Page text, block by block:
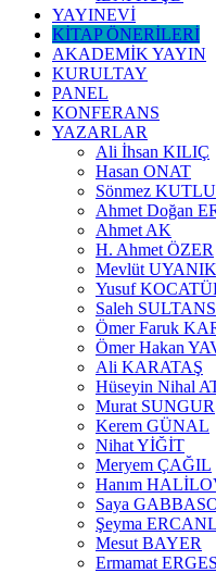
YAYINEVİ
KİTAP ÖNERİLERİ
AKADEMİK YAYIN
KURULTAY
PANEL
KONFERANS
YAZARLAR
Ali İhsan KILIÇ
Hasan ONAT
Sönmez KUTLU
Ahmet Doğan
Ahmet AK
H. Ahmet ÖZER
Mevlüt UYANIK
Yusuf
Saleh
Ömer Faruk
Ömer Hakan
Ali KARATAŞ
Hüseyin Nihal
Murat SUNGUR
Kerem GÜNAL
Nihat YİĞİT
Meryem ÇAĞIL
Hanım
Saya
Şeyma
Mesut BAYER
Ermamat